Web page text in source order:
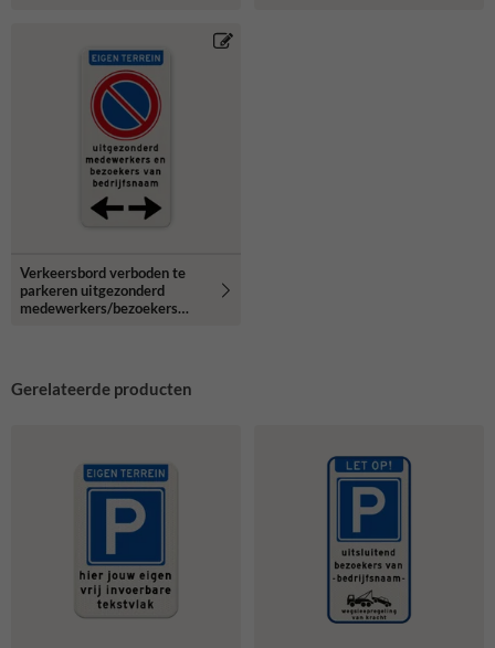
Verkeersbord verboden te
parkeren uitgezonderd
medewerkers/bezoekers
Gerelateerde producten